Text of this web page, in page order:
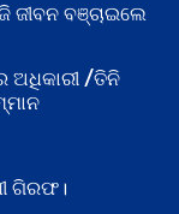
ଜୀବନ ବଞ୍ଚାଇଲେ
ଅଧିକାରୀ /ତିନି
ଗିରଫ।